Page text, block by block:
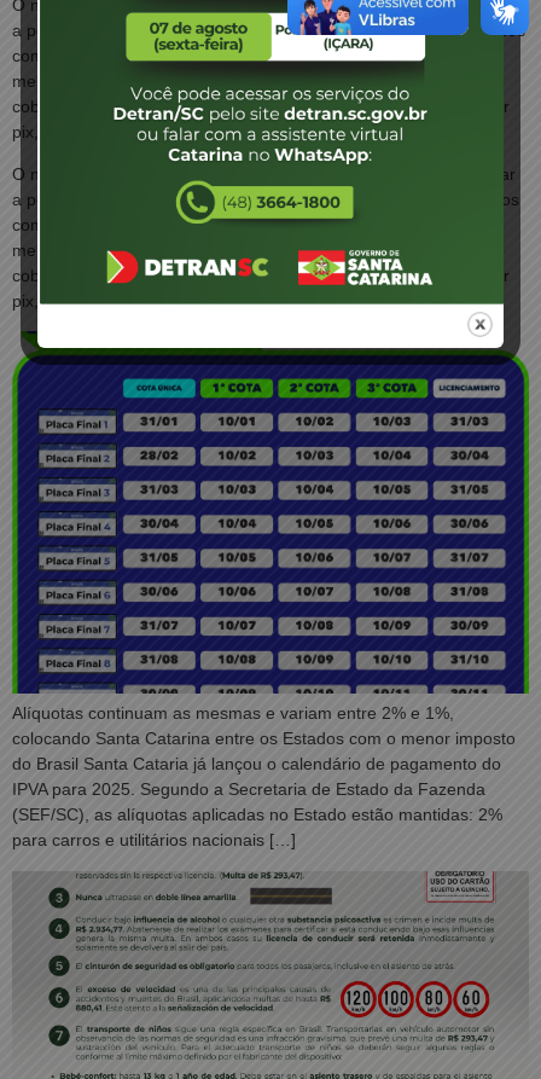
O nome do Detran/SC tem sido usado por golpistas para enganar
a população catari-nense. Os tipos de golpes são os mais variados
como sites falsos que imitam perfei-tamente o site do Detran,
mensagens por celular sobre suspensão de CNH, e-mails
cobrando multas falsas, emissão de boletos para pagamento por
pix, promessas de descontos no IPVA, […]
O nome do Detran/SC tem sido usado por golpistas para enganar
a população catarinense. Os tipos de golpes são os mais variados
como sites falsos que imitam perfeitamente o site do Detran,
mensagens por celular sobre suspensão de CNH, e-mails
cobrando multas falsas, emissão de boletos para pagamento por
pix, promessas de descontos no IPVA, […]
Alíquotas continuam as mesmas e variam entre 2% e 1%,
colocando Santa Catarina entre os Estados com o menor imposto
do Brasil Santa Cataria já lançou o calendário de pagamento do
IPVA para 2025. Segundo a Secretaria de Estado da Fazenda
(SEF/SC), as alíquotas aplicadas no Estado estão mantidas: 2%
para carros e utilitários nacionais […]